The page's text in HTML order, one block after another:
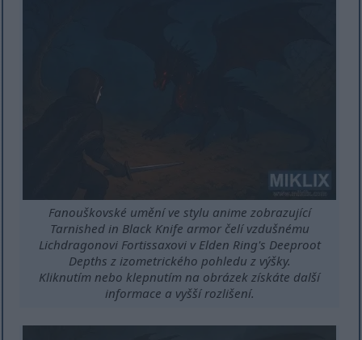
Fanouškovské umění ve stylu anime zobrazující
Tarnished in Black Knife armor čelí vzdušnému
Lichdragonovi Fortissaxovi v Elden Ring's Deeproot
Depths z izometrického pohledu z výšky.
Kliknutím nebo klepnutím na obrázek získáte další
informace a vyšší rozlišení.